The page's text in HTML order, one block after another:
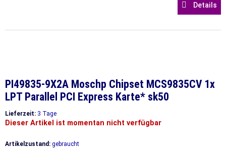
Details
PI49835-9X2A Moschp Chipset MCS9835CV 1x
LPT Parallel PCI Express Karte* sk50
Lieferzeit: 3 Tage
Dieser Artikel ist momentan nicht verfügbar
Artikelzustand: gebraucht